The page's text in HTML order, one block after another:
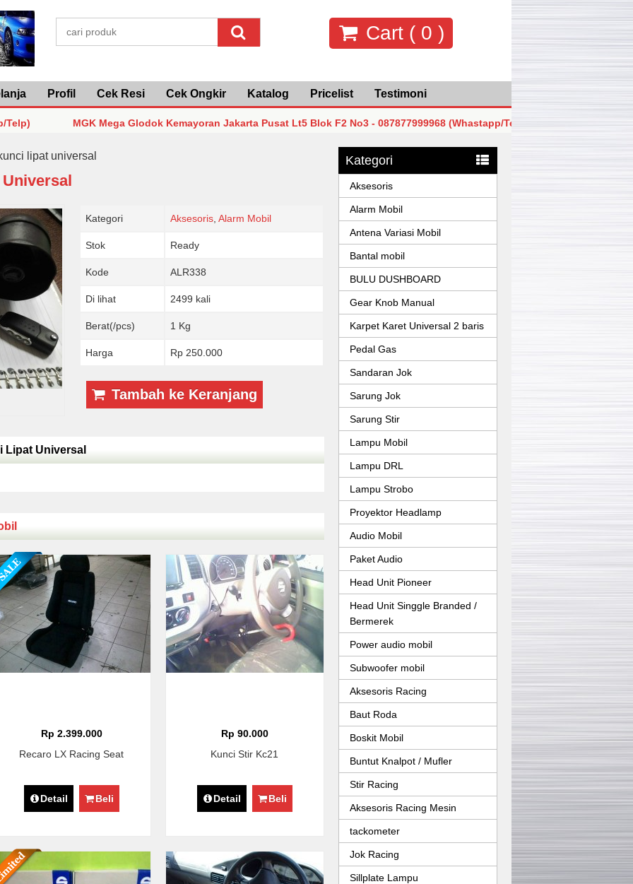
Cart ( 0 )
Profil Cek Resi Cek Ongkir Katalog Pricelist Testimoni
MGK Mega Glodok Kemayoran Jakarta Pusat Lt5 Blok F2 No3 - 087877999968 (Whastapp/Telp)
MGK Mega Glodok Kemayoran Jakarta Pusat Lt5 Blok F2 No3 - 087877999968 (Whastapp/Telp)
MGK Mega Glodok Kemayoran Jakarta Pusat Lt5 Blok F2 No3 - 087877999968 (Whastapp/Telp)
lipat universal
Kategori Aksesoris, Alarm Mobil
Stok Ready
Kode ALR338
Di lihat 2499 kali
Berat(/pcs) 1 Kg
Harga Rp 250.000
Tambah ke Keranjang
Lipat Universal
Rp 2.399.000
Recaro LX Racing Seat
Detail Beli
Rp 90.000
Kunci Stir Kc21
Detail Beli
Kategori
Aksesoris
Alarm Mobil
Antena Variasi Mobil
Bantal mobil
BULU DUSHBOARD
Gear Knob Manual
Karpet Karet Universal 2 baris
Pedal Gas
Sandaran Jok
Sarung Jok
Sarung Stir
Lampu Mobil
Lampu DRL
Lampu Strobo
Proyektor Headlamp
Audio Mobil
Paket Audio
Head Unit Pioneer
Head Unit Singgle Branded /
Bermerek
Power audio mobil
Subwoofer mobil
Aksesoris Racing
Baut Roda
Boskit Mobil
Buntut Knalpot / Mufler
Stir Racing
Aksesoris Racing Mesin
tackometer
Jok Racing
Sillplate Lampu